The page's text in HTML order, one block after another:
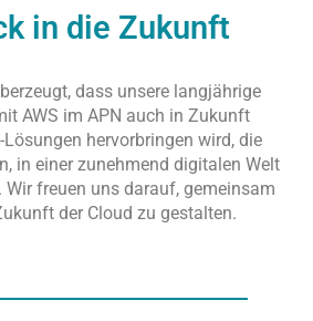
in die Zukunft
dass unsere langjährige
AWS im APN auch in Zukunft
hervorbringen wird, die
in einer zunehmend digitalen Welt
freuen uns darauf, gemeinsam
der Cloud zu gestalten.